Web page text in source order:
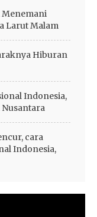
Menemani
Larut Malam
Hiburan
Indonesia,
Nusantara
cara
Indonesia,